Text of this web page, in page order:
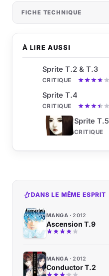
À LIRE AUSSI
Sprite T.2 & T.3
CRITIQUE
Sprite T.4
CRITIQUE
Sprite T.5
CRITIQUE
FICHE TECHNIQUE
DANS LE MÊME ESPRIT
MANGA 2012
Ascension T.9
MANGA 2012
Conductor T.2